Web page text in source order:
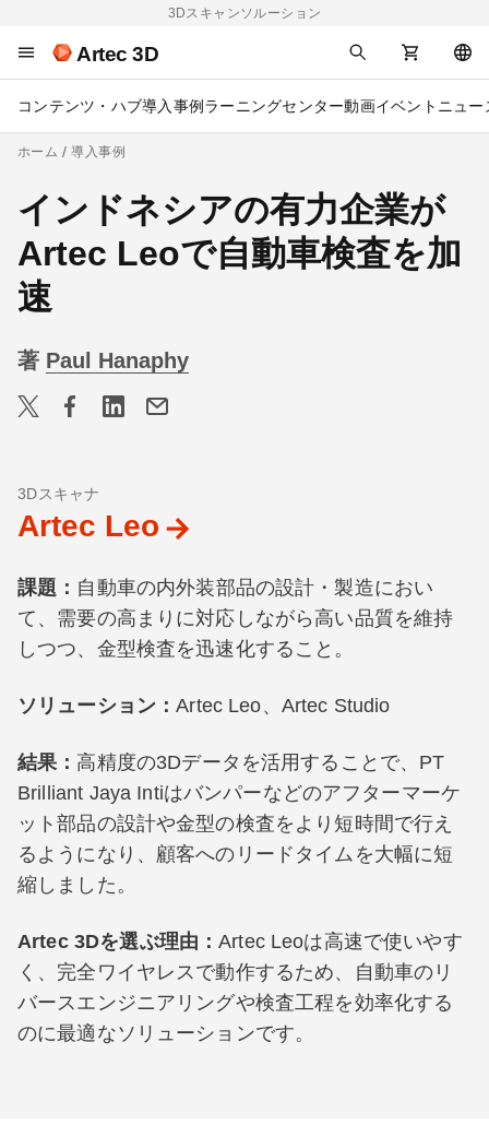
3Dスキャンソルーション
Artec 3D
コンテンツ・ハブ導入事例 ラーニングセンター動画イベント ニュー
ホーム 導入事例
インドネシアの有力企業が
Artec Leoで自動車検査を加
速
著 Paul Hanaphy
3Dスキャナ
Artec Leo
課題： 自動車の内外装部品の設計・製造におい
て、需要の高まりに対応しながら高い品質を維持
しつつ、金型検査を迅速化すること。
ソリューション：Artec Leo、Artec Studio
結果： 高精度の3Dデータを活用することで、PT
Brilliant Jaya Intiはバンパーなどのアフターマーケ
ット部品の設計や金型の検査をより短時間で行え
るようになり、顧客へのリードタイムを大幅に短
縮しました。
Artec 3Dを選ぶ理由：Artec Leoは高速で使いやす
く、完全ワイヤレスで動作するため、自動車のリ
バースエンジニアリングや検査工程を効率化する
のに最適なソリューションです。